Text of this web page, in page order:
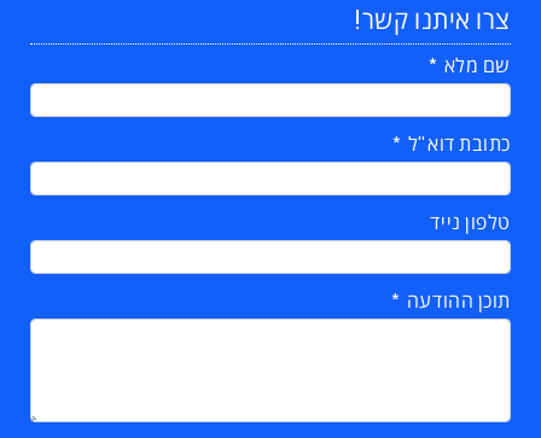
צרו איתנו קשר!
שם מלא
כתובת דוא"ל
טלפון נייד
תוכן ההודעה